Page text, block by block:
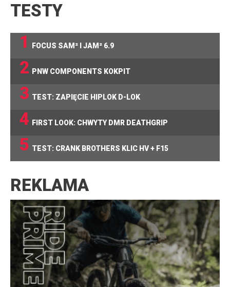
TESTY
1
FOCUS SAM² I JAM² 6.9
2 PNW COMPONENTS KOKPIT
3 TEST: ZAPIĘCIE HIPLOK D-LOK
4 FIRST LOOK: CHWYTY DMR DEATHGRIP
5 TEST: CRANK BROTHERS KLIC HV + F15
REKLAMA